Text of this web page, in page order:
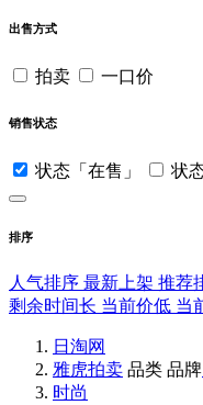
出售方式
拍卖 一口价
销售状态
状态「在售」 状
排序
人气排序 最新上架 推荐
剩余时间长 当前价低 当
日淘网
雅虎拍卖 品类 品牌
时尚